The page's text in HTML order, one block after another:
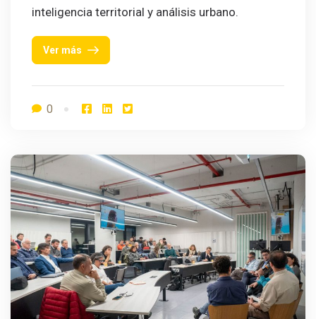
inteligencia territorial y análisis urbano.
Ver más
0